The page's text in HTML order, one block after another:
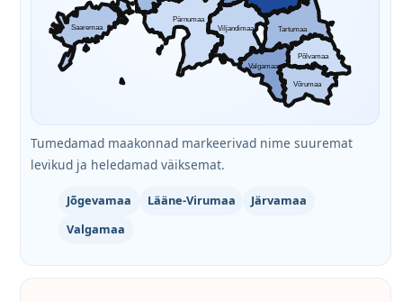
Saaremaa
Pärnumaa
Viljandimaa
Tartumaa
Põlvamaa
Võrumaa
Valgamaa
Tumedamad maakonnad markeerivad nime suuremat
levikud ja heledamad väiksemat.
Jõgevamaa Lääne-Virumaa
Järvamaa
Valgamaa